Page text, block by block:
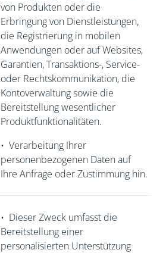
von Produkten oder die
Erbringung von Dienstleistungen,
die Registrierung in mobilen
Anwendungen oder auf Websites,
Garantien, Transaktions-, Service-
oder Rechtskommunikation, die
Kontoverwaltung sowie die
Bereitstellung wesentlicher
Produktfunktionalitäten.
• Verarbeitung Ihrer
personenbezogenen Daten auf
Ihre Anfrage oder Zustimmung hin.
• Dieser Zweck umfasst die
Bereitstellung einer
personalisierten Unterstützung